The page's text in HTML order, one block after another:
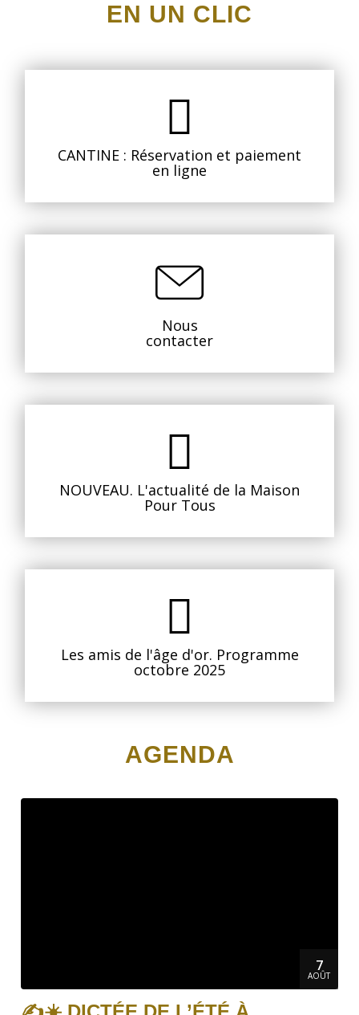
EN UN CLIC
CANTINE : Réservation et paiement
en ligne
Nous
contacter
NOUVEAU. L'actualité de la Maison
Pour Tous
Les amis de l'âge d'or. Programme
octobre 2025
AGENDA
7
AOÛT